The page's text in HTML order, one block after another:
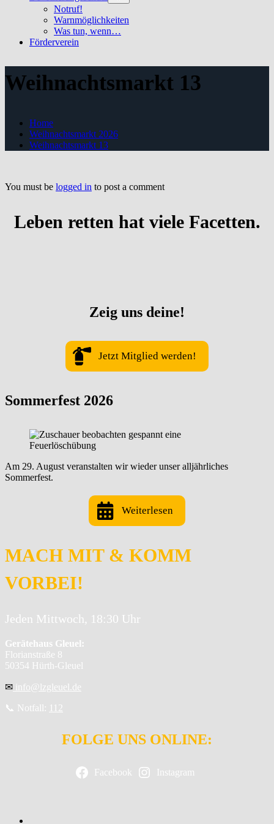
sub
menu
Notruf!
Warnmöglichkeiten
Was tun, wenn…
Förderverein
Weihnachtsmarkt 13
Home
Weihnachtsmarkt 2026
Weihnachtsmarkt 13
You must be logged in to post a comment
Leben retten hat viele Facetten.
Zeig uns deine!
Jetzt Mitglied werden!
Sommerfest 2026
Am 29. August veranstalten wir wieder unser alljährliches
Sommerfest.
Weiterlesen
MACH MIT & KOMM
VORBEI!
Jeden Mittwoch, 18:30 Uhr
Gerätehaus Gleuel:
Florianstraße 8
50354 Hürth-Gleuel
✉ info@lzgleuel.de
📞 Notfall: 112
FOLGE UNS ONLINE:
Facebook Instagram